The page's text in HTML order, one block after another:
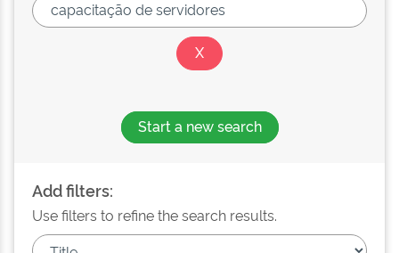
Start a new search
Add filters:
Use filters to refine the search results.